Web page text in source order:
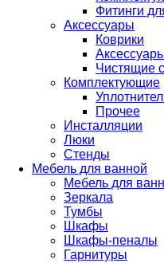
Фитинги
Аксессуары
Коврики
Чистящие
Комплектующие
Прочее
Инсталляции
Люки
Стенды
Мебель для ванной
Мебель для
Зеркала
Тумбы
Шкафы
Шкафы-пеналы
Гарнитуры